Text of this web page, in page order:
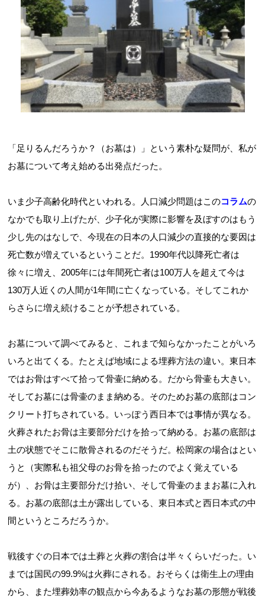
「足りるんだろうか？（お墓は）」という素朴な疑問が、私が
お墓について考え始める出発点だった。
いま少子高齢化時代といわれる。人口減少問題はこのコラムの
なかでも取り上げたが、少子化が実際に影響を及ぼすのはもう
少し先のはなしで、今現在の日本の人口減少の直接的な要因は
死亡数が増えているということだ。1990年代以降死亡者は
徐々に増え、2005年には年間死亡者は100万人を超えて今は
130万人近くの人間が1年間に亡くなっている。そしてこれか
らさらに増え続けることが予想されている。
お墓について調べてみると、これまで知らなかったことがいろ
いろと出てくる。たとえば地域による埋葬方法の違い。東日本
ではお骨はすべて拾って骨壷に納める。だから骨壷も大きい。
そしてお墓には骨壷のまま納める。そのためお墓の底部はコン
クリート打ちされている。いっぽう西日本では事情が異なる。
火葬されたお骨は主要部分だけを拾って納める。お墓の底部は
土の状態でそこに散骨されるのだそうだ。松岡家の場合はとい
うと（実際私も祖父母のお骨を拾ったのでよく覚えている
が）、お骨は主要部分だけ拾い、そして骨壷のままお墓に入れ
る。お墓の底部は土が露出している、東日本式と西日本式の中
間というところだろうか。
戦後すぐの日本では土葬と火葬の割合は半々くらいだった。い
までは国民の99.9%は火葬にされる。おそらくは衛生上の理由
から、また埋葬効率の観点から今あるようなお墓の形態が戦後